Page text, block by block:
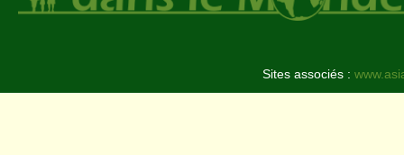
Sites associés :